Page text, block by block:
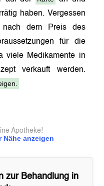
haben. Vergessen
dem Preis des
für die
viele Medikamente in
verkauft werden.
anzeigen
Apotheke!
zur Behandlung in